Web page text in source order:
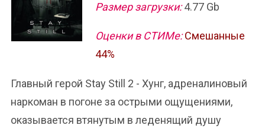
Размер загрузки:4.77 Gb
Оценки в СТИМе: Смешанные
44%
Главный герой Stay Still 2 - Хунг, адреналиновый
наркоман в погоне за острыми ощущениями,
оказывается втянутым в леденящий душу